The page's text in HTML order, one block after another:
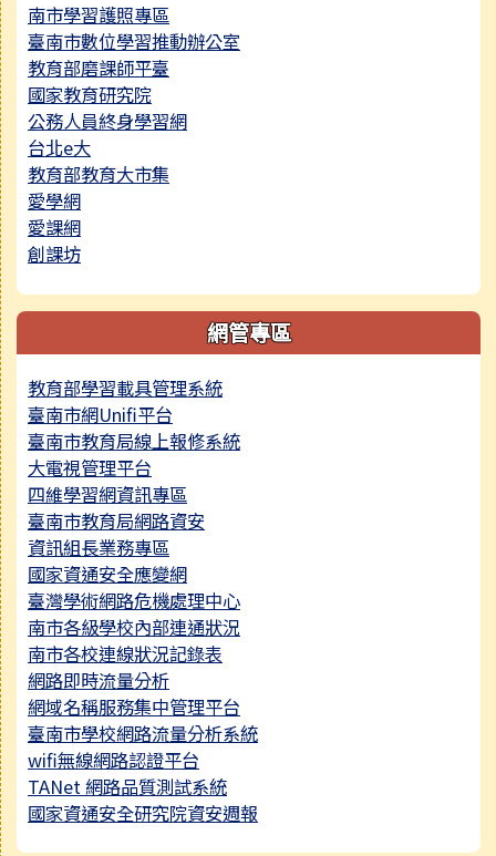
南市學習護照專區
臺南市數位學習推動辦公室
教育部磨課師平臺
國家教育研究院
公務人員終身學習網
台北e大
教育部教育大市集
愛學網
愛課網
創課坊
網管專區
教育部學習載具管理系統
臺南市網Unifi平台
臺南市教育局線上報修系統
大電視管理平台
四維學習網資訊專區
臺南市教育局網路資安
資訊組長業務專區
國家資通安全應變網
臺灣學術網路危機處理中心
南市各級學校內部連通狀況
南市各校連線狀況記錄表
網路即時流量分析
網域名稱服務集中管理平台
臺南市學校網路流量分析系統
wifi無線網路認證平台
TANet 網路品質測試系統
國家資通安全研究院資安週報